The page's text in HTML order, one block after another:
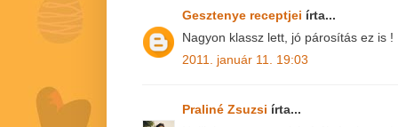
Gesztenye receptjei írta...
Nagyon klassz lett, jó párosítás ez is !
2011. január 11. 19:03
Praliné Zsuzsi írta...